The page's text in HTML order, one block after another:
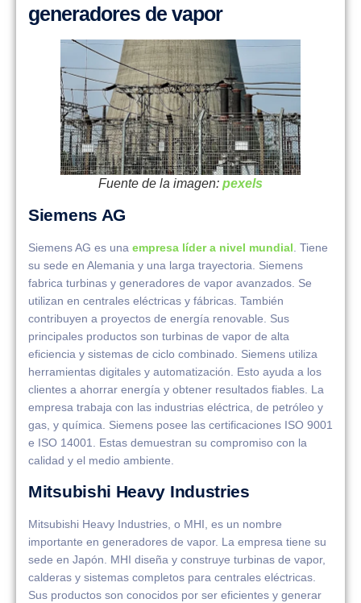
generadores de vapor
Fuente de la imagen: pexels
Siemens AG
Siemens AG es una empresa líder a nivel mundial . Tiene
su sede en Alemania y una larga trayectoria. Siemens
fabrica turbinas y generadores de vapor avanzados. Se
utilizan en centrales eléctricas y fábricas. También
contribuyen a proyectos de energía renovable. Sus
principales productos son turbinas de vapor de alta
eficiencia y sistemas de ciclo combinado. Siemens utiliza
herramientas digitales y automatización. Esto ayuda a los
clientes a ahorrar energía y obtener resultados fiables. La
empresa trabaja con las industrias eléctrica, de petróleo y
gas, y química. Siemens posee las certificaciones ISO 9001
e ISO 14001. Estas demuestran su compromiso con la
calidad y el medio ambiente.
Mitsubishi Heavy Industries
Mitsubishi Heavy Industries, o MHI, es un nombre
importante en generadores de vapor. La empresa tiene su
sede en Japón. MHI diseña y construye turbinas de vapor,
calderas y sistemas completos para centrales eléctricas.
Sus productos son conocidos por ser eficientes y generar